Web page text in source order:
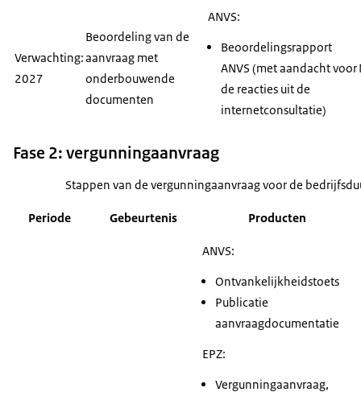
Verwachting:
2027
Beoordeling van de
aanvraag met
onderbouwende
documenten
ANVS:
Beoordelingsrapport
ANVS (met aandacht voor
de reacties uit de
internetconsultatie)
Fase 2: vergunningaanvraag
Stappen van de vergunningaanvraag voor de
Periode Gebeurtenis Producten
ANVS:
Ontvankelijkheidstoets
Publicatie
aanvraagdocumentatie
EPZ:
Vergunningaanvraag,